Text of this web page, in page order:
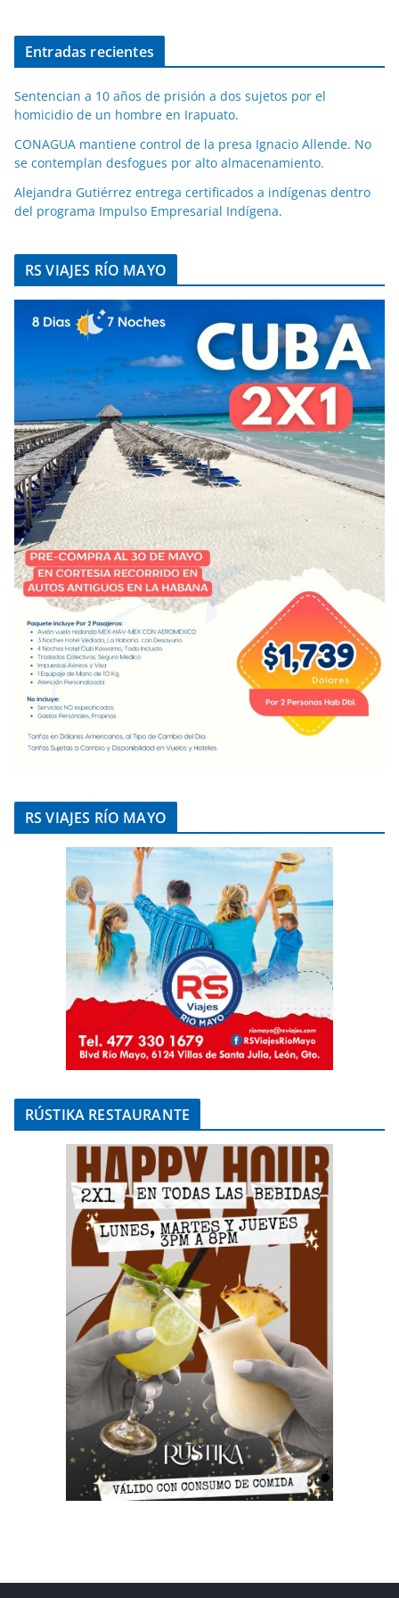
Entradas recientes
Sentencian a 10 años de prisión a dos sujetos por el
homicidio de un hombre en Irapuato.
CONAGUA mantiene control de la presa Ignacio Allende. No
se contemplan desfogues por alto almacenamiento.
Alejandra Gutiérrez entrega certificados a indígenas dentro
del programa Impulso Empresarial Indígena.
RS VIAJES RÍO MAYO
RS VIAJES RÍO MAYO
RÚSTIKA RESTAURANTE